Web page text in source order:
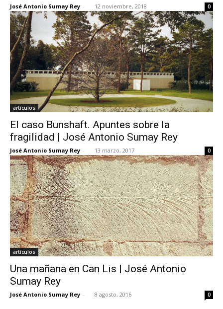
José Antonio Sumay Rey - 12 noviembre, 2018 0
artículos
El caso Bunshaft. Apuntes sobre la
fragilidad | José Antonio Sumay Rey
José Antonio Sumay Rey - 13 marzo, 2017 0
artículos
Una mañana en Can Lis | José Antonio
Sumay Rey
José Antonio Sumay Rey - 8 agosto, 2016 0